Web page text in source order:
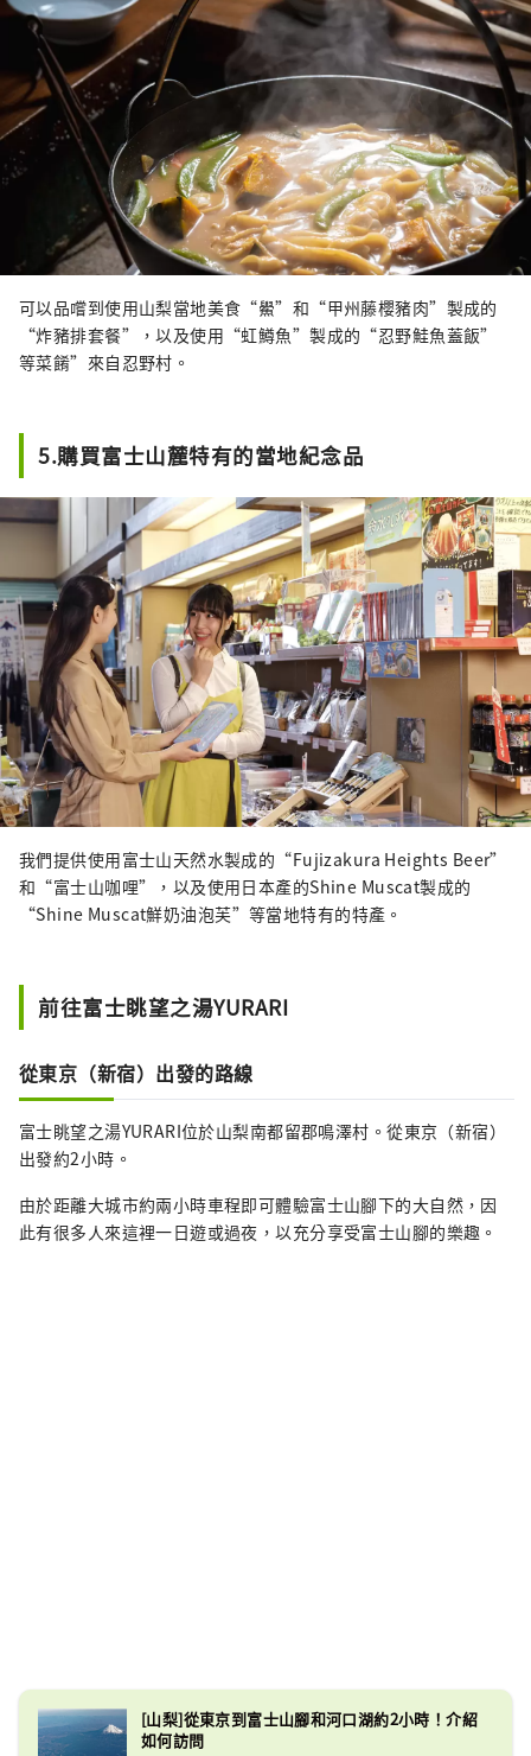
可以品嚐到使用山梨當地美食“鱟”和“甲州藤櫻豬肉”製成的
“炸豬排套餐”，以及使用“虹鱒魚”製成的“忍野鮭魚蓋飯”
等菜餚”來自忍野村。
5.購買富士山麓特有的當地紀念品
我們提供使用富士山天然水製成的“Fujizakura Heights Beer”
和“富士山咖哩”，以及使用日本產的Shine Muscat製成的
“Shine Muscat鮮奶油泡芙”等當地特有的特產。
前往富士眺望之湯YURARI
從東京（新宿）出發的路線
富士眺望之湯YURARI位於山梨南都留郡鳴澤村。從東京（新宿）
出發約2小時。
由於距離大城市約兩小時車程即可體驗富士山腳下的大自然，因
此有很多人來這裡一日遊或過夜，以充分享受富士山腳的樂趣。
[山梨]從東京到富士山腳和河口湖約2小時！介紹
如何訪問